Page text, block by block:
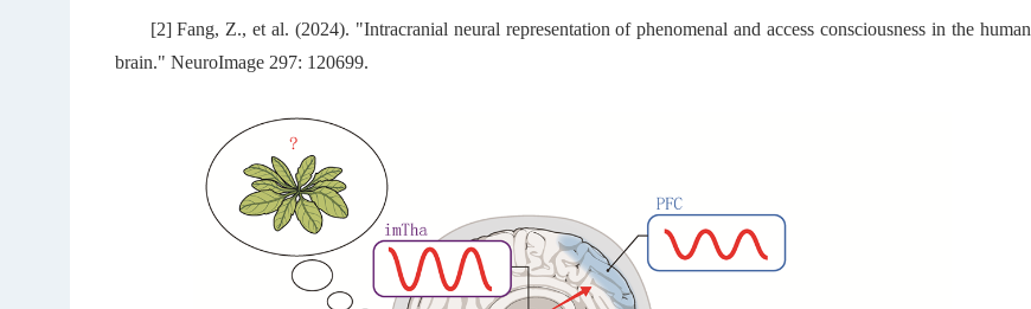
[2] Fang, Z., et al. (2024). "Intracranial neural representation of phenomenal and access consciousness in the human
brain." NeuroImage 297: 120699.